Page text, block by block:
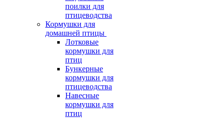
поилки для
птицеводства
Кормушки для
домашней птицы
Лотковые
кормушки для
птиц
Бункерные
кормушки для
птицеводства
Навесные
кормушки для
птиц